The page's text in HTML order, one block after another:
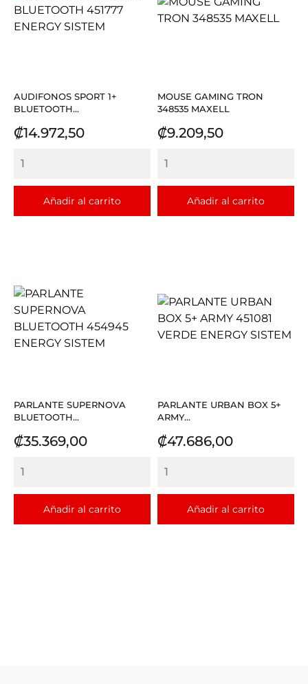
AUDIFONOS SPORT 1+
BLUETOOTH...
Precio
₡14.972,50
Añadir al carrito
MOUSE GAMING TRON
348535 MAXELL
Precio
₡9.209,50
Añadir al carrito
PARLANTE SUPERNOVA
BLUETOOTH...
Precio
₡35.369,00
Añadir al carrito
PARLANTE URBAN BOX 5+
ARMY...
Precio
₡47.686,00
Añadir al carrito